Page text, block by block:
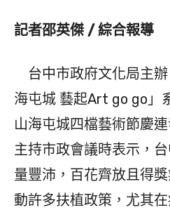
記者邵英傑 / 綜合報導
台中市政府文化局主
海屯城 藝起Art go go」
山海屯城四檔藝術節慶
主持市政會議時表示，
量豐沛，百花齊放且得
動許多扶植政策，尤其